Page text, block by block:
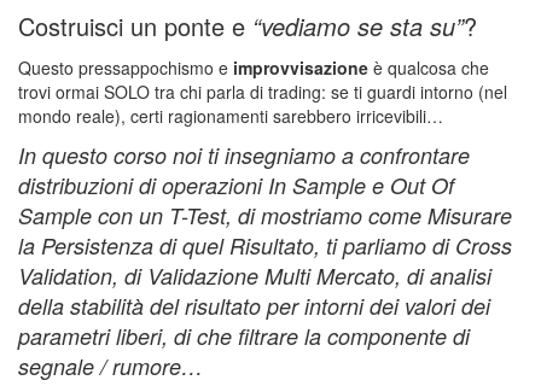
Costruisci un ponte e “vediamo se sta su”?
Questo pressappochismo e improvvisazione è qualcosa che
trovi ormai SOLO tra chi parla di trading: se ti guardi intorno (nel
mondo reale), certi ragionamenti sarebbero irricevibili…
In questo corso noi ti insegniamo a confrontare
distribuzioni di operazioni In Sample e Out Of
Sample con un T-Test, di mostriamo come Misurare
la Persistenza di quel Risultato, ti parliamo di Cross
Validation, di Validazione Multi Mercato, di analisi
della stabilità del risultato per intorni dei valori dei
parametri liberi, di che filtrare la componente di
segnale / rumore…